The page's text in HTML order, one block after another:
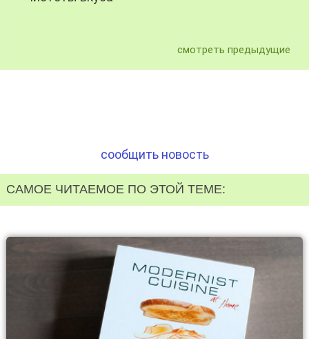
смотреть предыдущие
сообщить новость
САМОЕ ЧИТАЕМОЕ ПО ЭТОЙ ТЕМЕ: